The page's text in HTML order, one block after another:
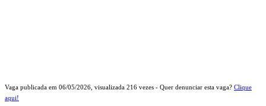
Vaga publicada em 06/05/2026 , visualizada 216 vezes - Quer denunciar esta vaga? Clique
aqui!